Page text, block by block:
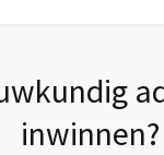
inwinnen?